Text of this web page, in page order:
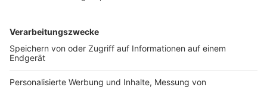
Zeugen, die verdächtige Feststellungen gemacht
haben und/oder Hinweise geben können, werden
gebeten sich unter der Rufnummer 0221 229-0 oder
per E-Mail anpoststelle.koeln@polizei.nrw.de